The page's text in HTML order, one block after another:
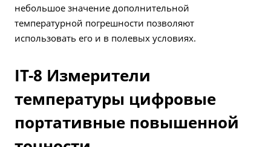
небольшое значение дополнительной
температурной погрешности позволяют
использовать его и в полевых условиях.
IT-8 Измерители
температуры цифровые
портативные повышенной